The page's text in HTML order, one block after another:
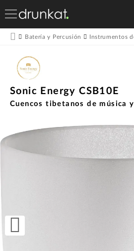
Batería y Percusión Instrumentos
Sonic Energy CSB10E
Cuencos tibetanos de música